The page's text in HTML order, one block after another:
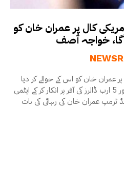
کال پر عمران خان کو
گا، خواجہ آصف
عمران خان کو اس کے حوالے کر دیا
جائے گا، نواز شریف نے امریکی کال اور 5 ارب ڈالرز کی آفر پر انکار کر کے ایٹمی
ٹرمپ عمران خان کی رہائی کی بات